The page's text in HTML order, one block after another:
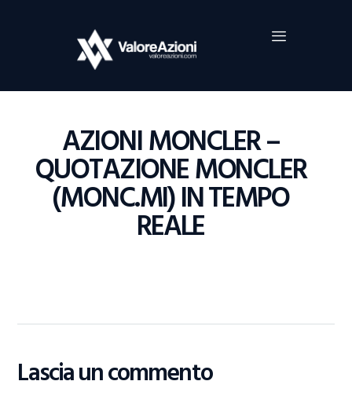
AZIONI MONCLER –
QUOTAZIONE MONCLER
(MONC.MI) IN TEMPO
REALE
Home
Investimenti
Borsa
Guide Al Trading
Criptovalute
Lascia un commento